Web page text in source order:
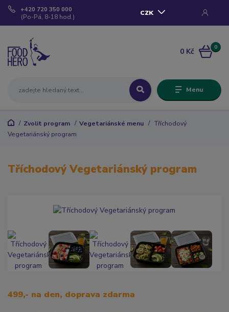
Menu
CZK
+420 720 350 000
(Po-Pá, 8-18 hod.)
0
0 Kč
Zvolit program Vegetariánské menu
Tříchodový
Vegetariánský program
Tříchodový Vegetariánský program
499,- na den, doprava zdarma